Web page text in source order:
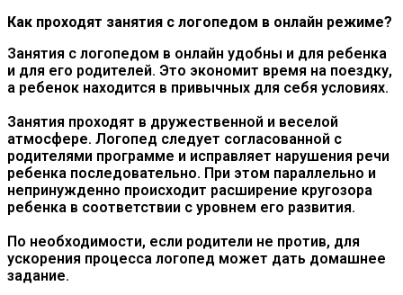
Как проходят занятия с логопедом в онлайн режиме?
Занятия с логопедом в онлайн удобны и для ребенка
и для его родителей. Это экономит время на поездку,
а ребенок находится в привычных для себя условиях.
Занятия проходят в дружественной и веселой
атмосфере. Логопед следует согласованной с
родителями программе и исправляет нарушения речи
ребенка последовательно. При этом параллельно и
непринужденно происходит расширение кругозора
ребенка в соответствии с уровнем его развития.
По необходимости, если родители не против, для
ускорения процесса логопед может дать домашнее
задание.